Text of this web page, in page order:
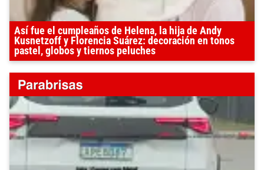
Así fue el cumpleaños de Helena, la hija de Andy
Kusnetzoff y Florencia Suárez: decoración en tonos
pastel, globos y tiernos peluches